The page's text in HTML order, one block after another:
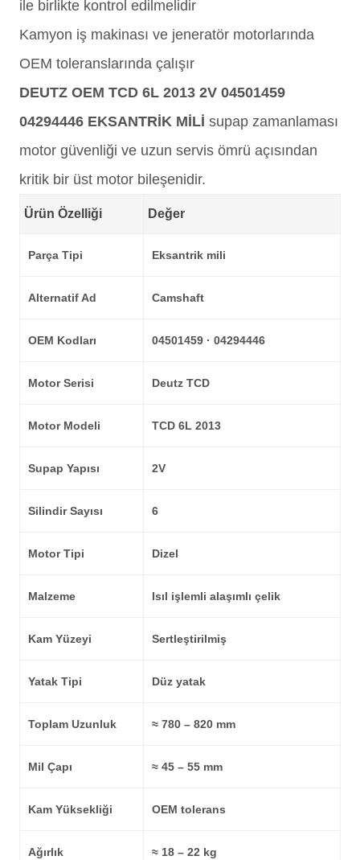
ile birlikte kontrol edilmelidir
Kamyon iş makinası ve jeneratör motorlarında
OEM toleranslarında çalışır
DEUTZ OEM TCD 6L 2013 2V 04501459
04294446 EKSANTRİK MİLİ supap zamanlaması
motor güvenliği ve uzun servis ömrü açısından
kritik bir üst motor bileşenidir.
Ürün Özelliği Değer
Parça Tipi Eksantrik mili
Alternatif Ad Camshaft
OEM Kodları 04501459 · 04294446
Motor Serisi Deutz TCD
Motor Modeli TCD 6L 2013
Supap Yapısı 2V
Silindir Sayısı 6
Motor Tipi Dizel
Malzeme Isıl işlemli alaşımlı çelik
Kam Yüzeyi Sertleştirilmiş
Yatak Tipi Düz yatak
Toplam Uzunluk ≈ 780 – 820 mm
Mil Çapı ≈ 45 – 55 mm
Kam Yüksekliği OEM tolerans
Ağırlık ≈ 18 – 22 kg